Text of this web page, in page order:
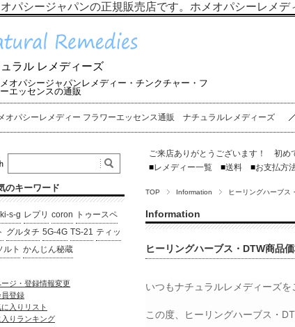
パシージャパンの正規販売店です。ホメオパシーレメデ
ラル レメディーズ
オパシージャパンレメディー・チンクチャー・フ
エッセンスの通販
オパシーレメディー フラワーエッセンス通販 ナチュラルレメディーズ
ご来店ありがとうございます！ 初め
■レメディー一覧 ■送料 ■お支払方
TOP Information ヒーリングハーブス
Information
ヒーリングハーブス・DTW商品
いつもナチュラルレメディーズを
この度、ヒーリングハーブス・
のキーワード
s-g レプリ coron
トゥースペ
グルタチ 5G-4G TS-21 ティッ
ルト かんじん秘蔵
ージ・登録情報変更
員登録
入りリスト
入りランキング